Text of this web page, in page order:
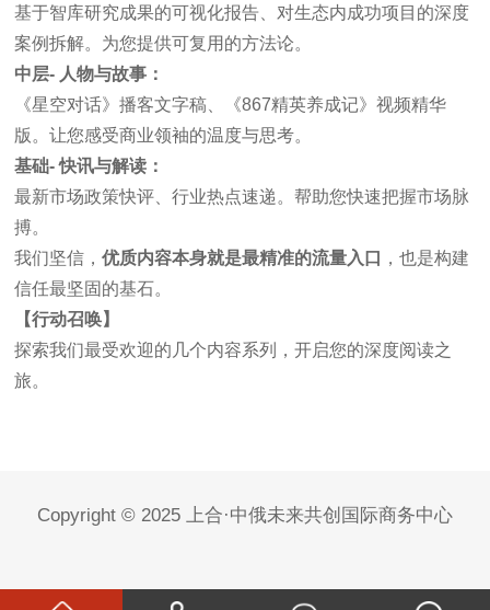
基于智库研究成果的可视化报告、对生态内成功项目的深度
案例拆解。为您提供可复用的方法论。
中层- 人物与故事：
《星空对话》播客文字稿、《867精英养成记》视频精华
版。让您感受商业领袖的温度与思考。
基础-快讯与解读：
最新市场政策快评、行业热点速递。帮助您快速把握市场脉
搏。
我们坚信，优质内容本身就是最精准的流量入口
，也是构建
信任最坚固的基石。
【行动召唤】
探索我们最受欢迎的几个内容系列，开启您的深度阅读之
旅。
Copyright © 2025 上合·中俄未来共创国际商务中心